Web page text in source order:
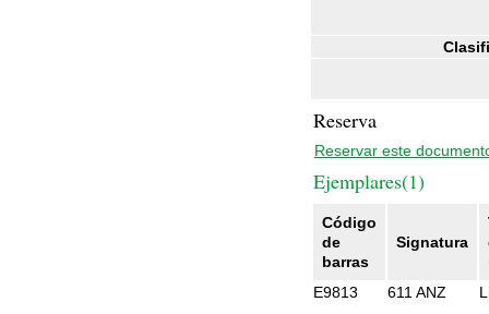
Reserva
Reservar este
Ejemplares(1)
Código
de
barras
Signatura
E9813
611 ANZ